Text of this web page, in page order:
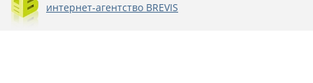
интернет-агентство BREVIS